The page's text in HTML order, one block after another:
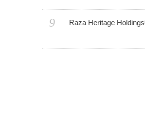
9 Raza Heritage